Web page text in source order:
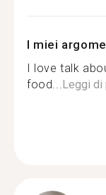
I miei
I love talk
food...Leggi di